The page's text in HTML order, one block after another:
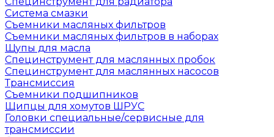
Система смазки
Съемники масляных фильтров
Съемники масляных фильтров в наборах
Щупы для масла
Специнструмент для маслянных пробок
Специнструмент для маслянных насосов
Трансмиссия
Съемники подшипников
Щипцы для хомутов ШРУС
Головки специальные/сервисные для
трансмиссии